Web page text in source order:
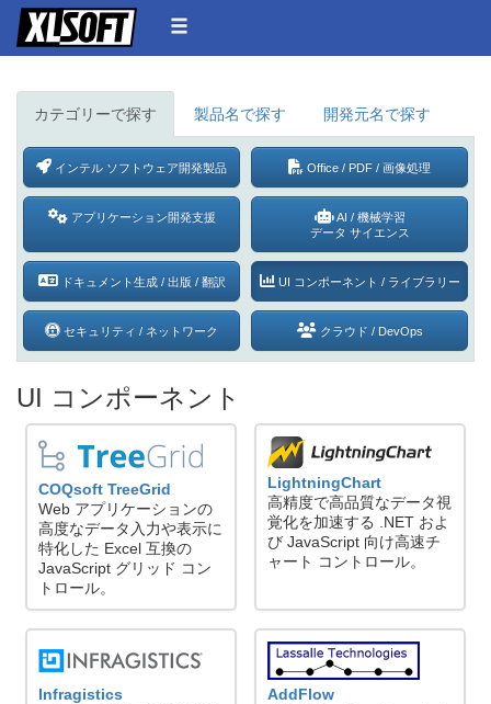
カテゴリーで探す 製品名で探す 開発元名で探す
インテル ソフトウェア開発製品 Office / PDF / 画像処理
アプリケーション開発支援
AI / 機械学習
データ サイエンス
ドキュメント生成 / 出版 / 翻訳 UI コンポーネント / ライブラリー
セキュリティ / ネットワーク クラウド / DevOps
UI コンポーネント
COQsoft TreeGrid
Web アプリケーションの
高度なデータ入力や表示に
特化した Excel 互換の
JavaScript グリッド コン
トロール。
LightningChart
高精度で高品質なデータ視
覚化を加速する .NET およ
び JavaScript 向け高速チ
ャート コントロール。
Infragistics
AddFlow